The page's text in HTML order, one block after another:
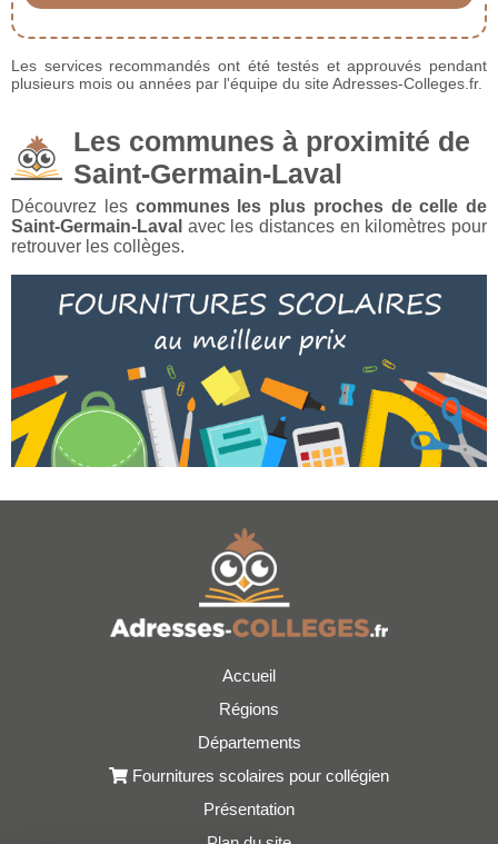
Les services recommandés ont été testés et approuvés pendant
plusieurs mois ou années par l'équipe du site Adresses-Colleges.fr.
Les communes à proximité de
Saint-Germain-Laval
Découvrez les communes les plus proches de celle de
Saint-Germain-Laval avec les distances en kilomètres pour
retrouver les collèges.
Accueil
Régions
Départements
Fournitures scolaires pour collégien
Présentation